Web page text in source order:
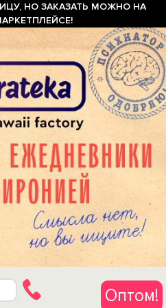
НО ЗАКАЗАТЬ МОЖНО НА
Оптом!